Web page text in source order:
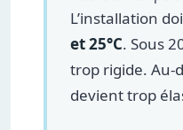
L’installation
et 25°C. Sous
trop rigide. Au-
devient trop